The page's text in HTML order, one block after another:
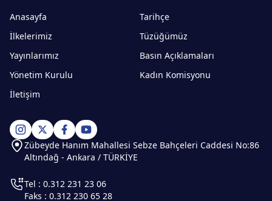
Anasayfa
Tarihçe
İlkelerimiz
Tüzüğümüz
Yayınlarımız
Basın Açıklamaları
Yönetim Kurulu
Kadın Komisyonu
İletişim
Zübeyde Hanım Mahallesi Sebze Bahçeleri Caddesi No:86
Altındağ - Ankara / TÜRKİYE
Tel : 0.312 231 23 06
Faks : 0.312 230 65 28